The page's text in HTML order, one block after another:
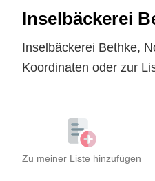
Inselbäckerei
Inselbäckerei Bethke,
Koordinaten oder zur
Zu meiner Liste hinzufügen